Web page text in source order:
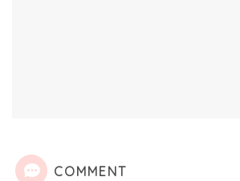
COMMENT